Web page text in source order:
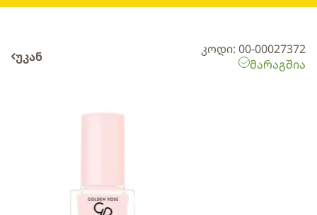
უკან
კოდი: 00-00027372
მარაგშია